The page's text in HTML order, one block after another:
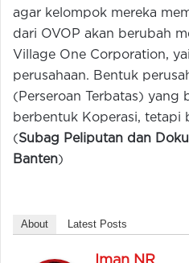
agar kelompok mereka
dari OVOP akan berubah
Village One Corporation,
perusahaan. Bentuk
(Perseroan Terbatas) yang
berbentuk Koperasi, tetapi
(Subag Peliputan dan
Banten)
About Latest Posts